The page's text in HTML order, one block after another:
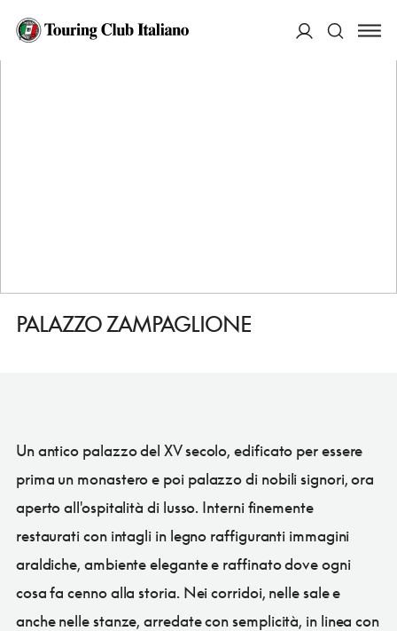
HOME
PALAZZO ZAMPAGLIONE
Un antico palazzo del XV secolo, edificato per essere
prima un monastero e poi palazzo di nobili signori, ora
aperto all'ospitalità di lusso. Interni finemente
restaurati con intagli in legno raffiguranti immagini
araldiche, ambiente elegante e raffinato dove ogni
cosa fa cenno alla storia. Nei corridoi, nelle sale e
anche nelle stanze, arredate con semplicità, in linea con